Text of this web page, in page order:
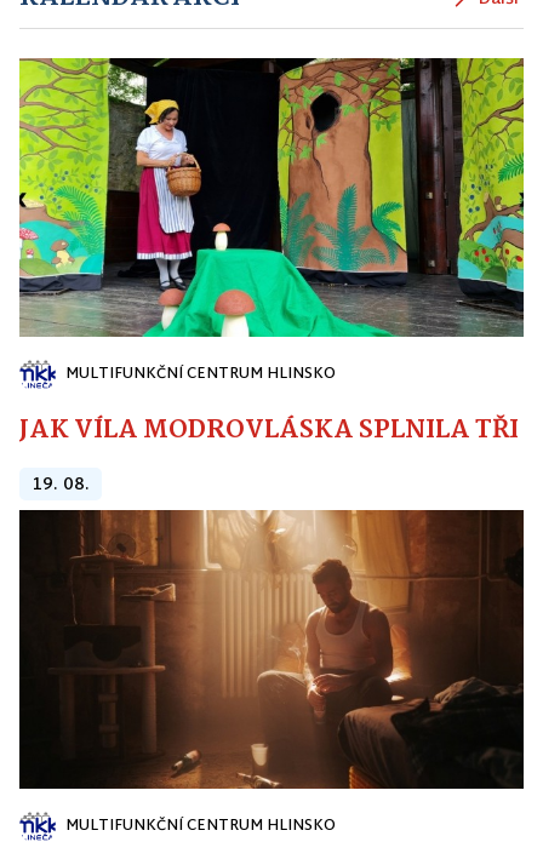
MULTIFUNKČNÍ CENTRUM HLINSKO
JAK VÍLA MODROVLÁSKA SPLNILA
19. 08.
MULTIFUNKČNÍ CENTRUM HLINSKO